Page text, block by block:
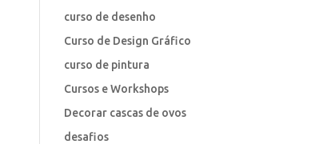
curso de desenho
Curso de Design Gráfico
curso de pintura
Cursos e Workshops
Decorar cascas de ovos
desafios